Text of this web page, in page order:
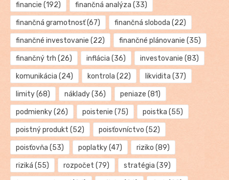
financie (192) finančná analýza (33)
finančná gramotnosť(67) finančná sloboda (22)
finančné investovanie (22) finančné plánovanie (35)
finančný trh (26) inflácia (36) investovanie (83)
komunikácia (24) kontrola (22) likvidita (37)
limity(68) náklady(36) peniaze (81)
podmienky(26) poistenie (75) poistka (55)
poistný produkt (52) poisťovníctvo (52)
poisťovňa (53) poplatky(47) riziko (89)
riziká (55) rozpočet (79) stratégia (39)